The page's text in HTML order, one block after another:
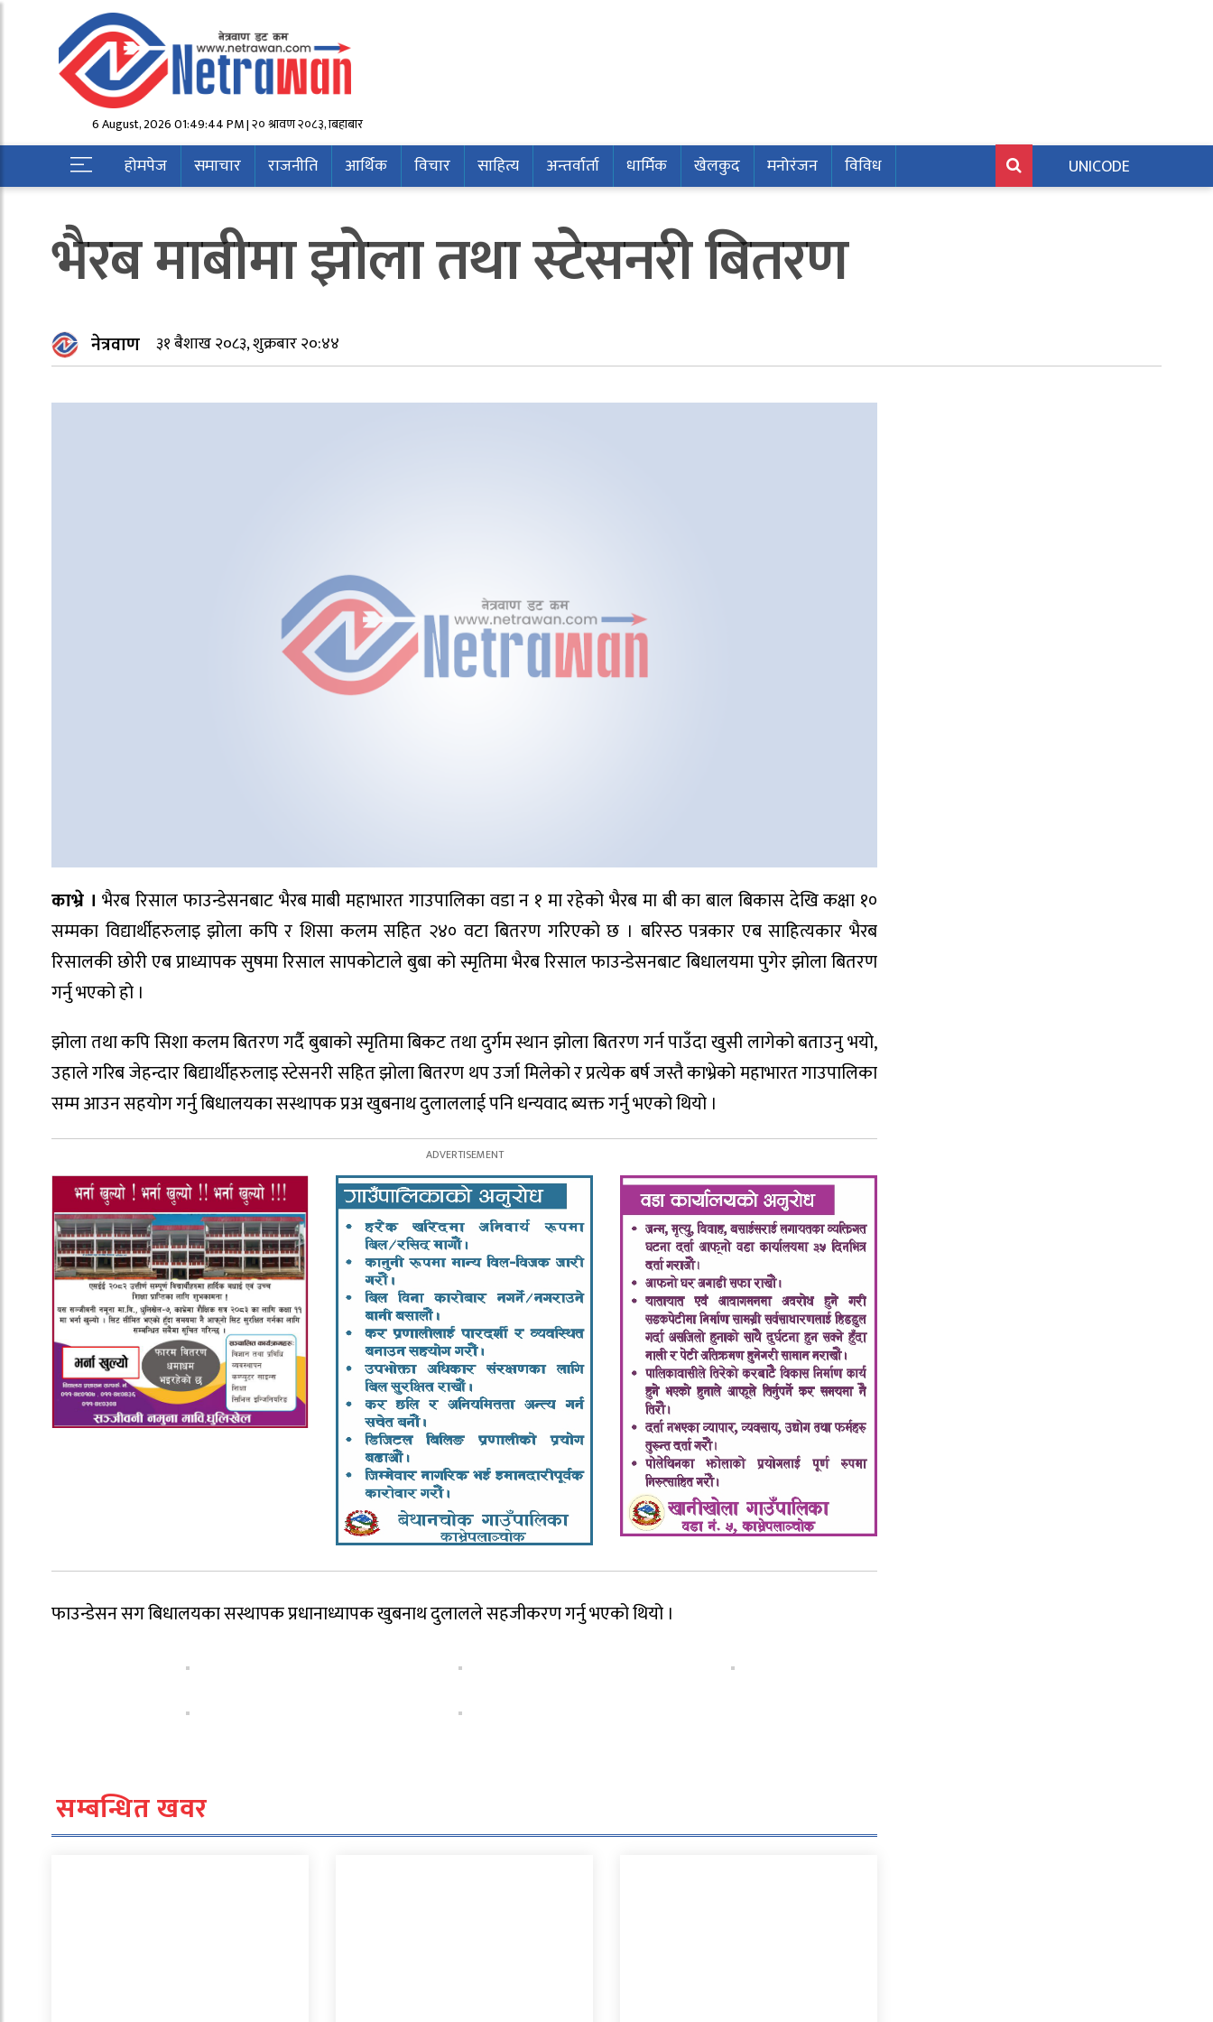
6 August, 2026 01:49:44 PM | २० श्रावण २०८३, बिहीबार
होमपेज समाचार राजनीति आर्थिक विचार साहित्य अन्तर्वार्ता धार्मिक खेलकुद मनोरंजन विविध UNICODE
भैरब माबीमा झोला तथा स्टेसनरी बितरण
नेत्रवाण ३१ बैशाख २०८३, शुक्रबार २०:४४
काभ्रे । भैरब रिसाल फाउन्डेसनबाट भैरब माबी महाभारत गाउपालिका वडा न १ मा रहेको भैरब मा बी का बाल बिकास देखि कक्षा १०
सम्मका विद्यार्थीहरुलाइ झोला कपि र शिसा कलम सहित २४० वटा बितरण गरिएको छ । बरिस्ठ पत्रकार एब साहित्यकार भैरब
रिसालकी छोरी एब प्राध्यापक सुषमा रिसाल सापकोटाले बुबा को स्मृतिमा भैरब रिसाल फाउन्डेसनबाट बिधालयमा पुगेर झोला बितरण
गर्नु भएको हो ।
झोला तथा कपि सिशा कलम बितरण गर्दै बुबाको स्मृतिमा बिकट तथा दुर्गम स्थान झोला बितरण गर्न पाउँदा खुसी लागेको बताउनु भयो,
उहाले गरिब जेहन्दार बिद्यार्थीहरुलाइ स्टेसनरी सहित झोला बितरण थप उर्जा मिलेको र प्रत्येक बर्ष जस्तै काभ्रेको महाभारत गाउपालिका
सम्म आउन सहयोग गर्नु बिधालयका सस्थापक प्रअ खुबनाथ दुलाललाई पनि धन्यवाद ब्यक्त गर्नु भएको थियो ।
फाउन्डेसन सग बिधालयका सस्थापक प्रधानाध्यापक खुबनाथ दुलालले सहजीकरण गर्नु भएको थियो ।
सम्बन्धित खवर